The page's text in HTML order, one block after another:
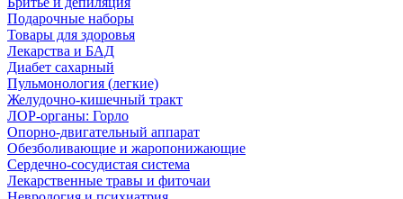
Подарочные наборы
Товары для здоровья
Лекарства и БАД
Диабет сахарный
Пульмонология (легкие)
Желудочно-кишечный тракт
ЛОР-органы: Горло
Опорно-двигательный аппарат
Обезболивающие и жаропонижающие
Сердечно-сосудистая система
Лекарственные травы и фиточаи